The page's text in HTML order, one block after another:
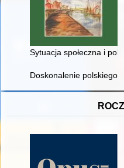
Sytuacja społeczna i
Doskonalenie polskiego